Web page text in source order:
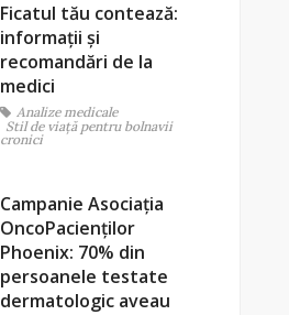
Ficatul tău contează:
informații și
recomandări de la
medici
Analize medicale
Stil de viaţă pentru bolnavii
cronici
Campanie Asociația
OncoPacienților
Phoenix: 70% din
persoanele testate
dermatologic aveau